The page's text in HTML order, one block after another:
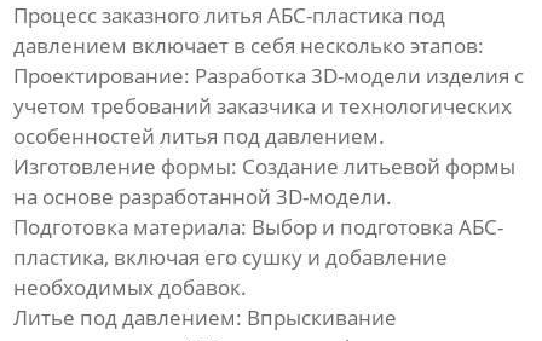
Процессзаказного литья АБС-пластика под
давлением включает в себя несколько этапов:
Проектирование: Разработка 3D-модели изделия с
учетом требований заказчика и технологических
особенностей литья под давлением.
Изготовление формы: Создание литьевой формы
на основе разработанной 3D-модели.
Подготовка материала: Выбор и подготовка АБС-
пластика, включая его сушку и добавление
необходимых добавок.
Литье под давлением: Впрыскивание